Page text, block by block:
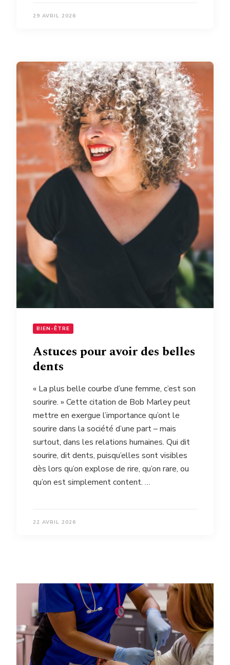
29 AVRIL 2026
BIEN-ÊTRE
Astuces pour avoir des belles
dents
« La plus belle courbe d’une femme, c’est son
sourire. » Cette citation de Bob Marley peut
mettre en exergue l’importance qu’ont le
sourire dans la société d’une part – mais
surtout, dans les relations humaines. Qui dit
sourire, dit dents, puisqu’elles sont visibles
dès lors qu’on explose de rire, qu’on rare, ou
qu’on est simplement content. …
22 AVRIL 2026